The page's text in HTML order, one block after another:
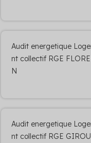
Audit energetique
nt collectif RGE
N
Audit energetique
nt collectif RGE